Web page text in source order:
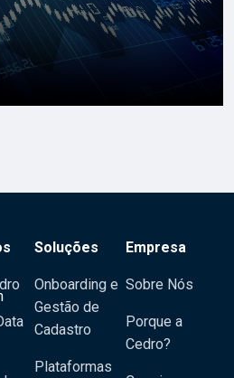
Soluções
Onboarding e
Gestão de
Cadastro
Plataformas
Empresa
Sobre Nós
Porque a
Cedro?